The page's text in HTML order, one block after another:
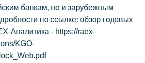
банкам, но и зарубежным
по ссылке: обзор годовых
Аналитика - https://raex-
KGO-